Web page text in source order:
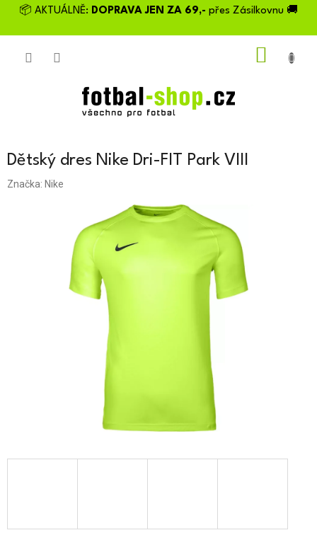
Přejít📦 AKTUÁLNĚ: DOPRAVA JEN ZA 69,- přes Zásilkovnu 🚚
Dětský dres Nike Dri-FIT Park VIII
Značka: Nike